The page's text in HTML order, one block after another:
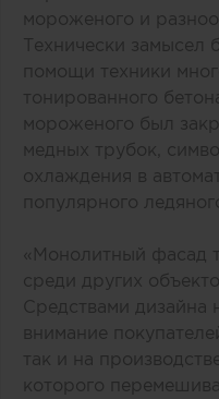
мороженого и
Технически замысел
помощи техники
тонированного
мороженого был
медных трубок,
охлаждения в
популярного
«Монолитный фасад
среди других
Средствами дизайна
внимание
так и на
которого